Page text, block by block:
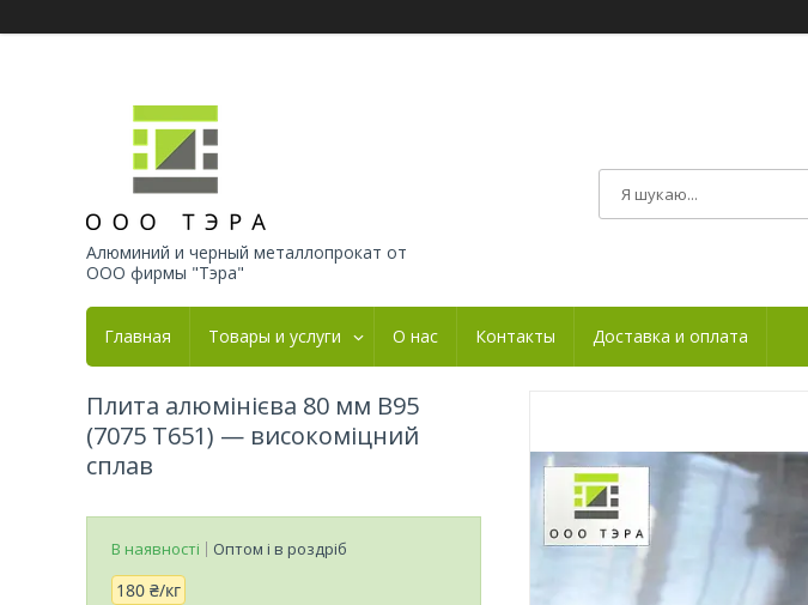
Алюминий и черный металлопрокат от
ООО фирмы "Тэра"
Главная Товары и услуги О нас Контакты Доставка и оплата
Плита алюмінієва 80 мм В95
(7075 Т651) — високоміцний
сплав
В наявності Оптом і в роздріб
180 ₴/кг